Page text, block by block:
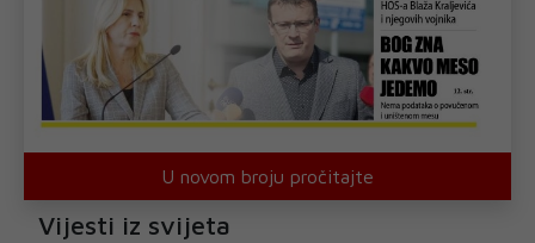
U novom broju pročitajte
Vijesti iz svijeta